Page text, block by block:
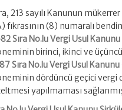
213 sayılı Kanunun
fıkrasının (8) numaralı
Sıra No.lu Vergi Usul
birinci, ikinci ve
Sıra No.lu Vergi Usul
dördüncü geçici vergi
yapılmaması